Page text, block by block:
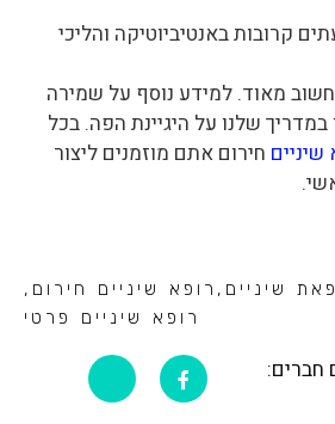
קרובות באנטיביוטיקה והליכי
חשוב מאוד. למידע נוסף על שמירה
שלנו על היגיינת הפה. בכל
שיניים חירום אתם מוזמנים ליצור
שיניים , רופא שיניים חירום ,
רופא שיניים פרטי